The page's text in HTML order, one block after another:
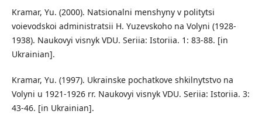
Kramar, Yu. (2000). Natsionalni menshyny v politytsi
voievodskoi administratsii H. Yuzevskoho na Volyni (1928-
1938). Naukovyi visnyk VDU. Seriia: Istoriia. 1: 83-88. [in
Ukrainian].
Kramar, Yu. (1997). Ukrainske pochatkove shkilnytstvo na
Volyni u 1921-1926 rr. Naukovyi visnyk VDU. Seriia: Istoriia. 3:
43-46. [in Ukrainian].